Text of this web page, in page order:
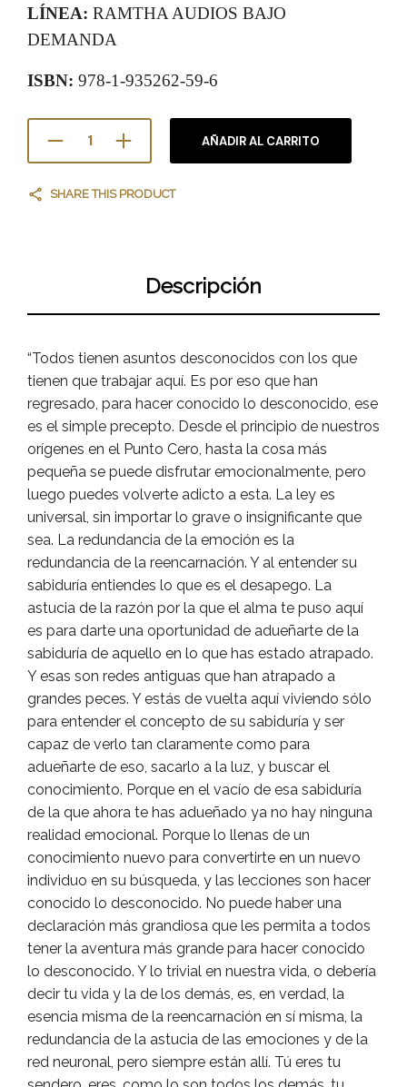
LÍNEA: RAMTHA AUDIOS BAJO
DEMANDA
ISBN: 978-1-935262-59-6
AÑADIR AL CARRITO
SHARE THIS PRODUCT
Descripción
“Todos tienen asuntos desconocidos con los que
tienen que trabajar aquí. Es por eso que han
regresado, para hacer conocido lo desconocido, ese
es el simple precepto. Desde el principio de nuestros
orígenes en el Punto Cero, hasta la cosa más
pequeña se puede disfrutar emocionalmente, pero
luego puedes volverte adicto a esta. La ley es
universal, sin importar lo grave o insignificante que
sea. La redundancia de la emoción es la
redundancia de la reencarnación. Y al entender su
sabiduría entiendes lo que es el desapego. La
astucia de la razón por la que el alma te puso aquí
es para darte una oportunidad de adueñarte de la
sabiduría de aquello en lo que has estado atrapado.
Y esas son redes antiguas que han atrapado a
grandes peces. Y estás de vuelta aquí viviendo sólo
para entender el concepto de su sabiduría y ser
capaz de verlo tan claramente como para
adueñarte de eso, sacarlo a la luz, y buscar el
conocimiento. Porque en el vacío de esa sabiduría
de la que ahora te has adueñado ya no hay ninguna
realidad emocional. Porque lo llenas de un
conocimiento nuevo para convertirte en un nuevo
individuo en su búsqueda, y las lecciones son hacer
conocido lo desconocido. No puede haber una
declaración más grandiosa que les permita a todos
tener la aventura más grande para hacer conocido
lo desconocido. Y lo trivial en nuestra vida, o debería
decir tu vida y la de los demás, es, en verdad, la
esencia misma de la reencarnación en sí misma, la
redundancia de la astucia de las emociones y de la
red neuronal, pero siempre están allí. Tú eres tu